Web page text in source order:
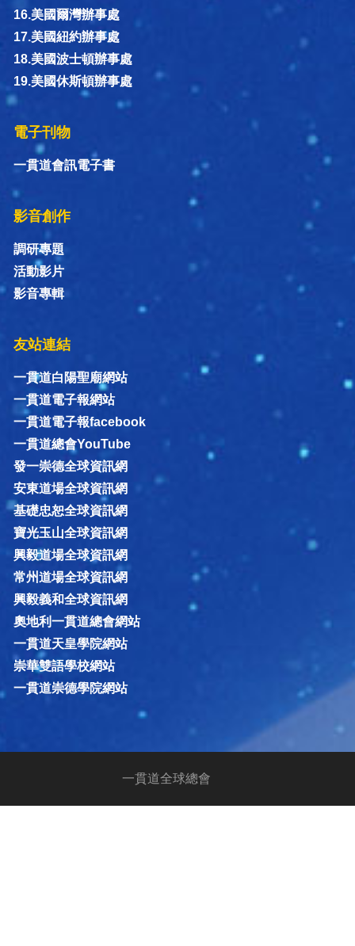
16.美國爾灣辦事處
17.美國紐約辦事處
18.美國波士頓辦事處
19.美國休斯頓辦事處
電子刊物
一貫道會訊電子書
影音創作
調研專題
活動影片
影音專輯
友站連結
一貫道白陽聖廟網站
一貫道電子報網站
一貫道電子報facebook
一貫道總會YouTube
發一崇德全球資訊網
安東道場全球資訊網
基礎忠恕全球資訊網
寶光玉山全球資訊網
興毅道場全球資訊網
常州道場全球資訊網
興毅義和全球資訊網
奧地利一貫道總會網站
一貫道天皇學院網站
崇華雙語學校網站
一貫道崇德學院網站
一貫道全球總會